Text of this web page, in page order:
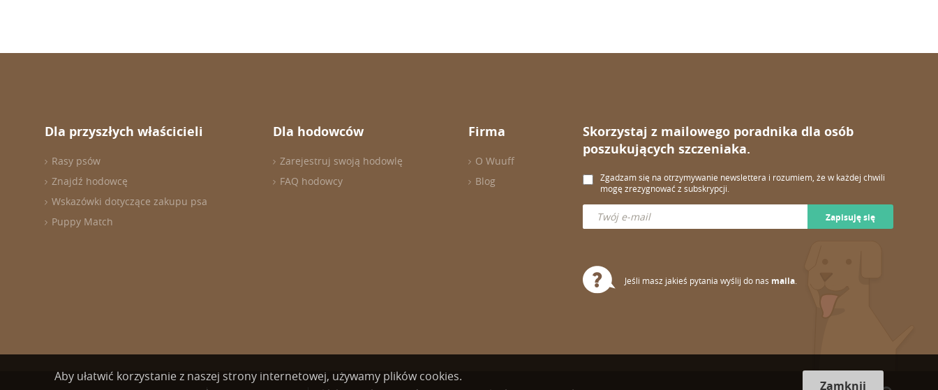
Dla przyszłych właścicieli
Rasy psów
Znajdź hodowcę
Wskazówki dotyczące zakupu psa
Puppy Match
Dla hodowców
Zarejestruj swoją hodowlę
FAQ hodowcy
Firma
O Wuuff
Blog
Skorzystaj z mailowego poradnika dla osób
poszukujących szczeniaka.
Zgadzam się na otrzymywanie newslettera i rozumiem, że w każdej chwili
mogę zrezygnować z subskrypcji.
Zapisuję się
Jeśli masz jakieś pytania wyślij do nas maila.
Aby ułatwić korzystanie z naszej strony internetowej, używamy plików cookies.
Zamknij